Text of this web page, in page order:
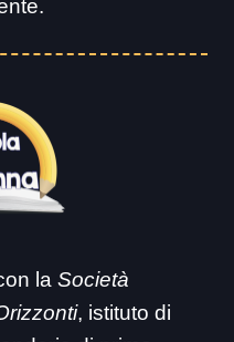
la Società
, istituto di